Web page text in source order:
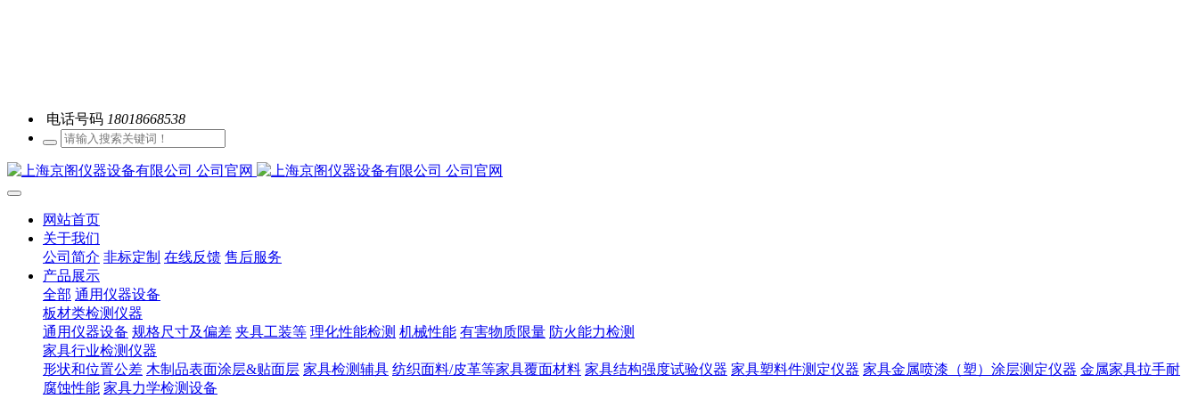
电话号码 18018668538
网站首页
关于我们
公司简介 非标定制 在线反馈 售后服务
产品展示
全部 通用仪器设备
板材类检测仪器
通用仪器设备 规格尺寸及偏差 夹具工装等 理化性能检测 机械性能 有害物质限量 防火能力检测
家具行业检测仪器
形状和位置公差 木制品表面涂层&贴面层 家具检测辅具 纺织面料/皮革等家具覆面材料 家具结构强度试验仪器 家具塑料件测定仪器 家具金属喷漆（塑）涂层测定仪器 金属家具拉手耐
腐蚀性能 家具力学检测设备